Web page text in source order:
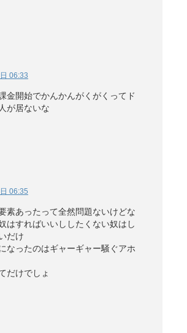
06:33
金開始でかんかんがくがくってド
が居ないな
06:35
素あったって全然問題ないけどな
はすればいいししたくない奴はし
だけ
なったのはギャーギャー騒ぐアホ
だけでしょ